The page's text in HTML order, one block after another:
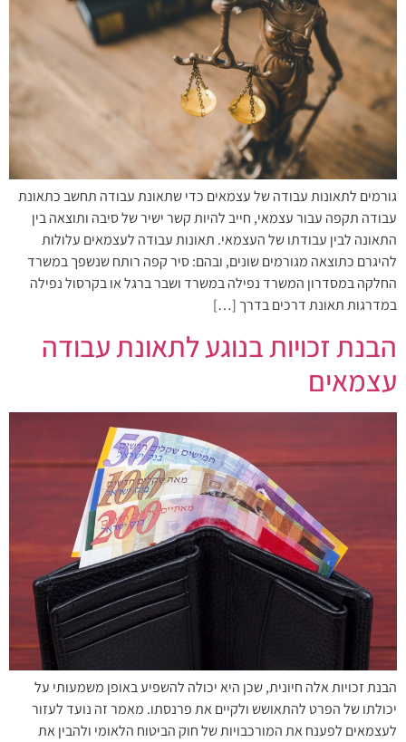
גורמים לתאונות עבודה של עצמאים כדי שתאונת עבודה תחשב כתאונת
עבודה תקפה עבור עצמאי, חייב להיות קשר ישיר של סיבה ותוצאה בין
התאונה לבין עבודתו של העצמאי. תאונות עבודה לעצמאים עלולות
להיגרם כתוצאה מגורמים שונים, ובהם: סיר קפה רותח שנשפך במשרד
החלקה במסדרון המשרד נפילה במשרד ושבר ברגל או בקרסול נפילה
במדרגות תאונת דרכים בדרך […]
הבנת זכויות בנוגע לתאונת עבודה
עצמאים
הבנת זכויות אלה חיונית, שכן היא יכולה להשפיע באופן משמעותי על
יכולתו של הפרט להתאושש ולקיים את פרנסתו. מאמר זה נועד לעזור
לעצמאים לפענח את המורכבויות של חוק הביטוח הלאומי ולהבין את